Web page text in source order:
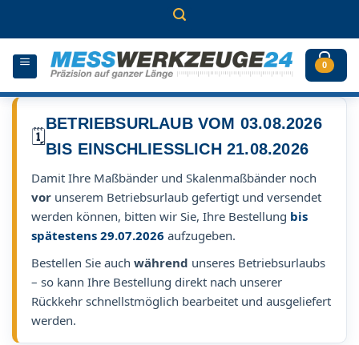
0
🗓️
BETRIEBSURLAUB VOM 03.08.2026
BIS EINSCHLIESSLICH 21.08.2026
Damit Ihre Maßbänder und Skalenmaßbänder noch
vor unserem Betriebsurlaub gefertigt und versendet
werden können, bitten wir Sie, Ihre Bestellung bis
spätestens 29.07.2026 aufzugeben.
Bestellen Sie auch während unseres Betriebsurlaubs
– so kann Ihre Bestellung direkt nach unserer
Rückkehr schnellstmöglich bearbeitet und ausgeliefert
werden.